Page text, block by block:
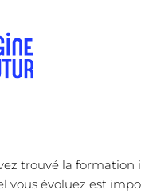
trouvé la
vous évoluez est